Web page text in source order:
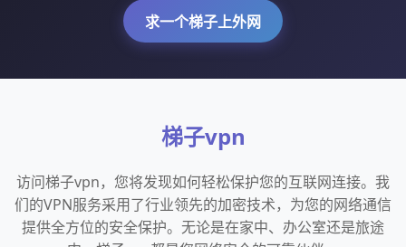
求一个梯子上外网
梯子vpn
访问梯子vpn，您将发现如何轻松保护您的互联网连接。我
们的VPN服务采用了行业领先的加密技术，为您的网络通信
提供全方位的安全保护。无论是在家中、办公室还是旅途